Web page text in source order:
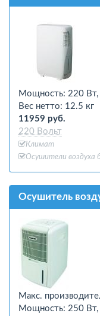
Мощность: 220 Вт,
Вес нетто: 12.5 кг
11959 руб.
220 Вольт
Климат
Осушители воздуха
Осушитель
Макс.
Мощность: 250 Вт,